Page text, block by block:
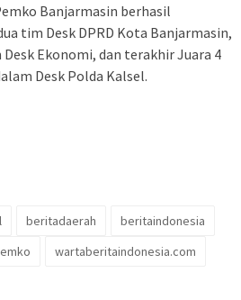
Banjarmasin berhasil
tim Desk DPRD Kota Banjarmasin,
Ekonomi, dan terakhir Juara 4
Desk Polda Kalsel.
beritadaerah
beritaindonesia
wartaberitaindonesia.com